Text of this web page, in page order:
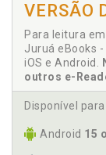
VERSÃO
Para leitura
Juruá eBooks -
iOS e Android.
outros e-
Disponível
Android 15